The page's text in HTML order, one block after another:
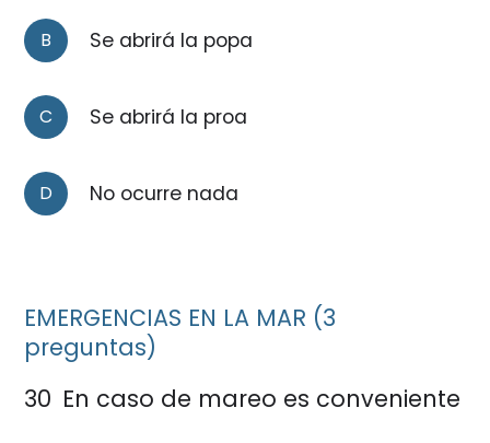
B Se abrirá la popa
C Se abrirá la proa
D No ocurre nada
EMERGENCIAS EN LA MAR (3
preguntas)
30 En caso de mareo es conveniente